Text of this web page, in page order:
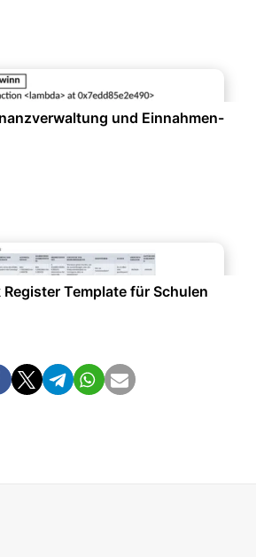
und Einnahmen-
Template für Schulen